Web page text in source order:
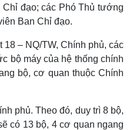
sĩ
Tư vấn
đạo; các Phó Thủ tướng
Ban Chỉ đạo.
– NQ/TW, Chính phủ, các
bộ máy của hệ thống chính
bộ, cơ quan thuộc Chính
phủ. Theo đó, duy trì 8 bộ,
có 13 bộ, 4 cơ quan ngang